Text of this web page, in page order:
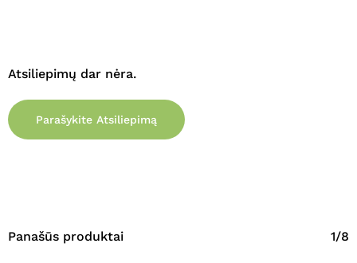
Atsiliepimų dar nėra.
Parašykite Atsiliepimą
Panašūs produktai 1/8